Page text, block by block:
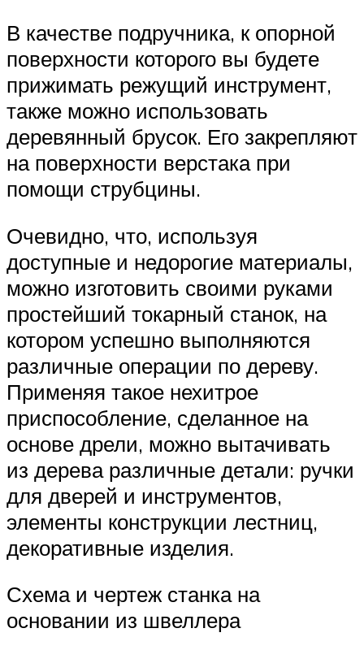
В качестве подручника, к опорной
поверхности которого вы будете
прижимать режущий инструмент,
также можно использовать
деревянный брусок. Его закрепляют
на поверхности верстака при
помощи струбцины.
Очевидно, что, используя
доступные и недорогие материалы,
можно изготовить своими руками
простейший токарный станок, на
котором успешно выполняются
различные операции по дереву.
Применяя такое нехитрое
приспособление, сделанное на
основе дрели, можно вытачивать
из дерева различные детали: ручки
для дверей и инструментов,
элементы конструкции лестниц,
декоративные изделия.
Схема и чертеж станка на
основании из швеллера